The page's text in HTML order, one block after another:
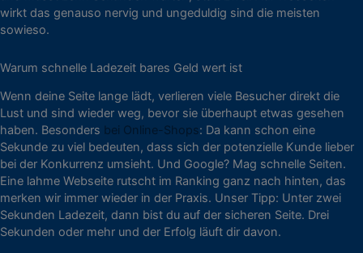
wirkt das genauso nervig und ungeduldig sind die meisten
sowieso.
Warum schnelle Ladezeit bares Geld wert ist
Wenn deine Seite lange lädt, verlieren viele Besucher direkt die
Lust und sind wieder weg, bevor sie überhaupt etwas gesehen
haben. Besonders bei Online-Shops: Da kann schon eine
Sekunde zu viel bedeuten, dass sich der potenzielle Kunde lieber
bei der Konkurrenz umsieht. Und Google? Mag schnelle Seiten.
Eine lahme Webseite rutscht im Ranking ganz nach hinten, das
merken wir immer wieder in der Praxis. Unser Tipp: Unter zwei
Sekunden Ladezeit, dann bist du auf der sicheren Seite. Drei
Sekunden oder mehr und der Erfolg läuft dir davon.